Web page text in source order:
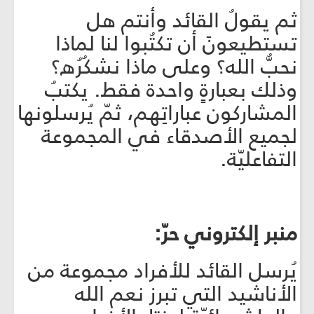
ثم يقولُ القائد وأنتم هل
تستطيعونَ أن تكتُبوا لنا لماذا
نحبُّ الله؟ وعلى ماذا نشكُرُه؟
وذلك بعبارةٍ واحدة فقط. يكتبُ
المشاركون عباراتِهم، ثمّ يُرسلونها
لجميع الأصدقاء في المجموعة
التفاعليّة.
منبر إلكتروني حرّ:
يُرسل القائد للأفراد مجموعة من
الأناشيد التي تبرز نعم الله